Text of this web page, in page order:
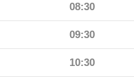
08:30
09:30
10:30